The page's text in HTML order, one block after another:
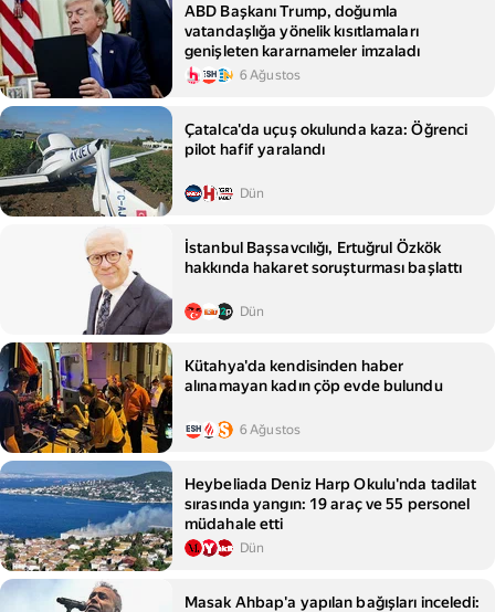
ABD Başkanı Trump, doğumla
vatandaşlığa yönelik kısıtlamaları
genişleten kararnameler imzaladı
6 Ağustos
Çatalca'da uçuş okulunda kaza: Öğrenci
pilot hafif yaralandı
Dün
İstanbul Başsavcılığı, Ertuğrul Özkök
hakkında hakaret soruşturması başlattı
Dün
Kütahya'da kendisinden haber
alınamayan kadın çöp evde bulundu
6 Ağustos
Heybeliada Deniz Harp Okulu'nda tadilat
sırasında yangın: 19 araç ve 55 personel
müdahale etti
Dün
Masak Ahbap'a yapılan bağışları inceledi: